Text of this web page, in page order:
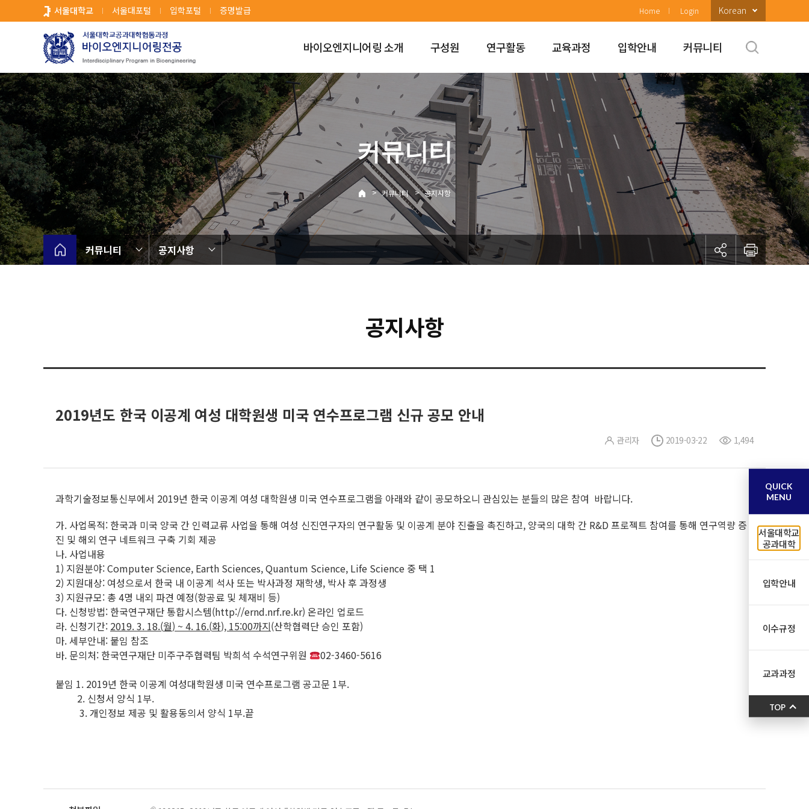
로
뉴
서울대학교 서울대포털 입학포털 증명발급 Home Login Korean
바이오엔지니어링 소개 구성원 연구활동 교육과정 입학안내 커뮤니티
커뮤니티
> 커뮤니티 > 공지사항
커뮤니티 공지사항
공지사항
2019년도 한국 이공계 여성 대학원생 미국 연수프로그램 신규 공모 안내
관리자 2019-03-22 1,494
과학기술정보통신부에서 2019년 한국 이공계 여성 대학원생 미국 연수프로그램을 아래와 같이 공모하오니 관심있는 분들의 많은 참여 바랍니다.
가. 사업목적: 한국과 미국 양국 간 인력교류 사업을 통해 여성 신진연구자의 연구활동 및 이공계 분야 진출을 촉진하고, 양국의 대학 간 R&D 프로젝트 참여를 통해 연구역량 증
진 및 해외 연구 네트워크 구축 기회 제공
나. 사업내용
1) 지원분야: Computer Science, Earth Sciences, Quantum Science, Life Science 중 택 1
2) 지원대상: 여성으로서 한국 내 이공계 석사 또는 박사과정 재학생, 박사 후 과정생
3) 지원규모: 총 4명 내외 파견 예정(항공료 및 체재비 등)
다. 신청방법: 한국연구재단 통합시스템(http://ernd.nrf.re.kr) 온라인 업로드
라. 신청기간: 2019. 3. 18.(월) ~ 4. 16.(화), 15:00까지(산학협력단 승인 포함)
마. 세부안내: 붙임 참조
바. 문의처: 한국연구재단 미주구주협력팀 박희석 수석연구위원
02-3460-5616
붙임 1. 2019년 한국 이공계 여성대학원생 미국 연수프로그램 공고문 1부.
2. 신청서 양식 1부.
3. 개인정보 제공 및 활용동의서 양식 1부.끝
QUICK
MENU
서울대학교
공과대학
입학안내
이수규정
교과과정
TOP